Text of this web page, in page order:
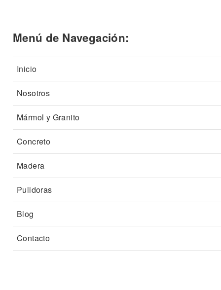
Menú de Navegación:
Inicio
Nosotros
Mármol y Granito
Concreto
Madera
Pulidoras
Blog
Contacto